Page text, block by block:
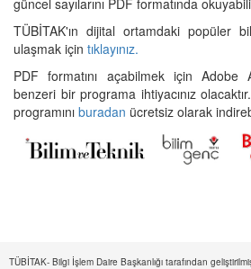
TÜBİTAK'ın dijital ortamdaki popüler
ulaşmak için tıklayınız.
PDF formatını açabilmek için
benzeri bir programa ihtiyacınız
programını buradan ücretsiz olarak
TÜBİTAK- Bilgi İşlem Daire Başkanlığı tarafından